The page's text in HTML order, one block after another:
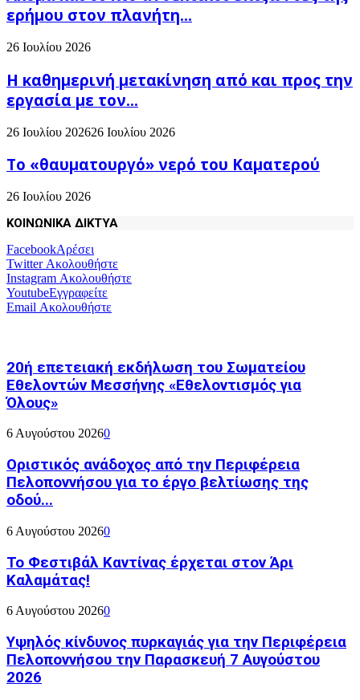
ερήμου στον πλανήτη...
26 Ιουλίου 2026
H καθημερινή μετακίνηση από και προς την
εργασία με τον...
26 Ιουλίου 202626 Ιουλίου 2026
Το «θαυματουργό» νερό του Καματερού
26 Ιουλίου 2026
ΚΟΙΝΩΝΙΚΑ ΔΙΚΤΥΑ
FacebookΑρέσει
TwitterΑκολουθήστε
Instagram Ακολουθήστε
YoutubeΕγγραφείτε
Email Ακολουθήστε
20ή επετειακή εκδήλωση του Σωματείου
Εθελοντών Μεσσήνης «Εθελοντισμός για
Όλους»
6 Αυγούστου 20260
Οριστικός ανάδοχος από την Περιφέρεια
Πελοποννήσου για το έργο βελτίωσης της
οδού...
6 Αυγούστου 20260
Το Φεστιβάλ Καντίνας έρχεται στον Άρι
Καλαμάτας!
6 Αυγούστου 20260
Υψηλός κίνδυνος πυρκαγιάς για την Περιφέρεια
Πελοποννήσου την Παρασκευή 7 Αυγούστου
2026